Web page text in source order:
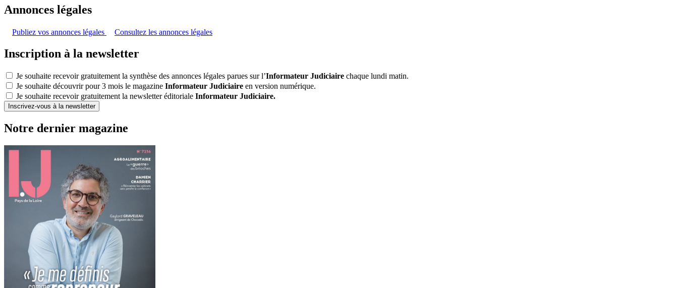
Annonces légales
Publiez vos annonces légales Consultez les annonces légales
Inscription à la newsletter
Je souhaite recevoir gratuitement la synthèse des annonces légales parues sur l’Informateur Judiciaire chaque lundi matin.
Je souhaite découvrir pour 3 mois le magazine Informateur Judiciaire en version numérique.
Je souhaite recevoir gratuitement la newsletter éditoriale Informateur Judiciaire.
Inscrivez-vous à la newsletter
Notre dernier magazine